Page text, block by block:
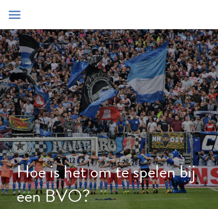
Home
Blog
Contact
Zoeken
POWERED BY
Hoe is het om te spelen bij
een BVO?